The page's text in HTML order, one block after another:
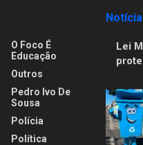
O Foco É
Educação
Outros
Pedro Ivo De
Sousa
Polícia
Política
Lei